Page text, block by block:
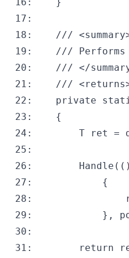
17:
18:
///
19:
/// Performs
20:
/// </
21:
///
22:
private
23:
24:
  		T ret =
25:
26:
27:
28:
29:
30:
31:
return